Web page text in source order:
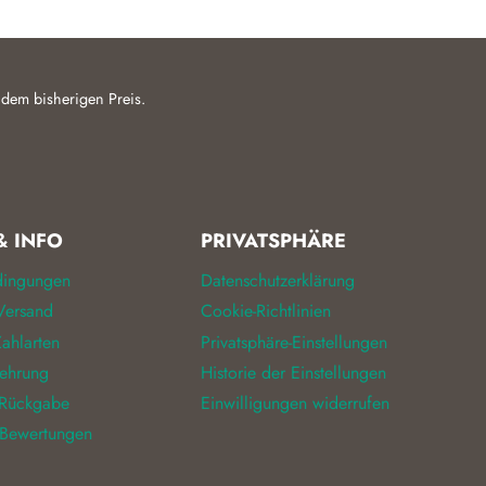
bisherigen Preis.
INFO PRIVATSPHÄRE
Datenschutzerklärung
Cookie-Richtlinien
Privatsphäre-Einstellungen
Historie der Einstellungen
Einwilligungen widerrufen